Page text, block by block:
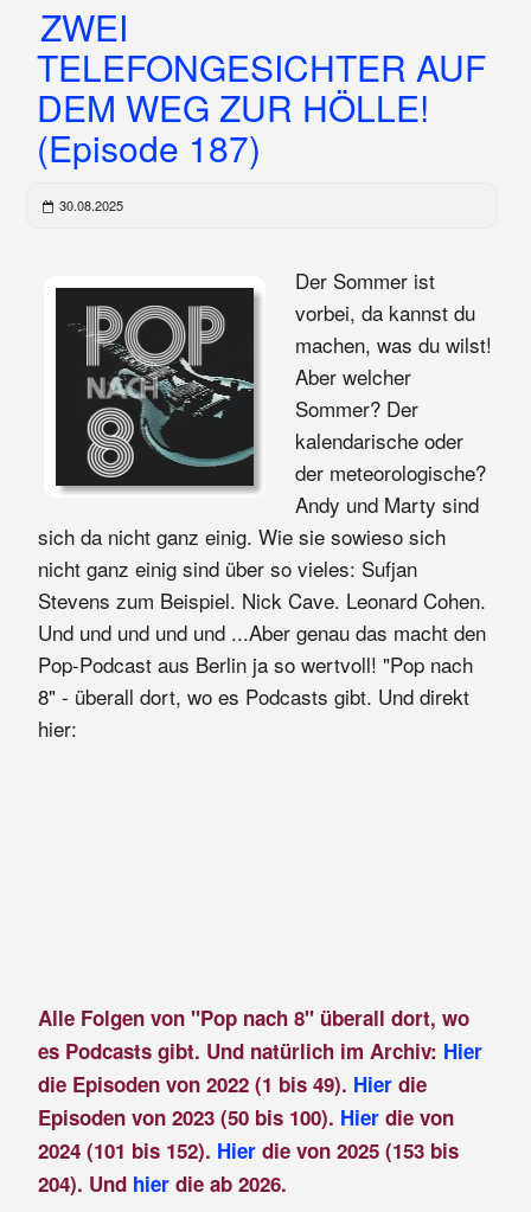
ZWEI
TELEFONGESICHTER AUF
DEM WEG ZUR HÖLLE!
(Episode 187)
30.08.2025
Der Sommer ist
vorbei, da kannst du
machen, was du wilst!
Aber welcher
Sommer? Der
kalendarische oder
der meteorologische?
Andy und Marty sind
sich da nicht ganz einig. Wie sie sowieso sich
nicht ganz einig sind über so vieles: Sufjan
Stevens zum Beispiel. Nick Cave. Leonard Cohen.
Und und und und und ...Aber genau das macht den
Pop-Podcast aus Berlin ja so wertvoll! "Pop nach
8" - überall dort, wo es Podcasts gibt. Und direkt
hier:
Alle Folgen von "Pop nach 8" überall dort, wo
es Podcasts gibt. Und natürlich im Archiv: Hier
die Episoden von 2022 (1 bis 49). Hierdie
Episoden von 2023 (50 bis 100). Hier die von
2024 (101 bis 152). Hier die von 2025 (153 bis
204). Und hier die ab 2026.